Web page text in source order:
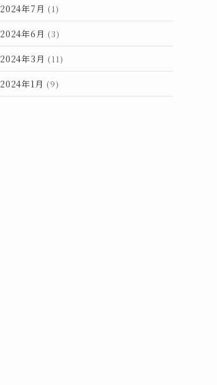
2024年7月 (1)
2024年6月 (3)
2024年3月 (11)
2024年1月 (9)